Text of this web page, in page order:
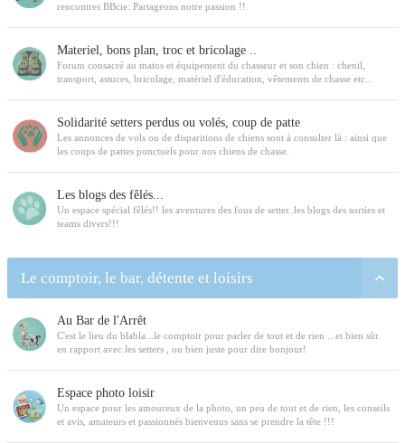
rencontres BBcie: Partageons notre passion !!
Materiel, bons plan, troc et bricolage ..
Forum consacré au matos et équipement du chasseur et son chien : chenil,
transport, astuces, bricolage, matériel d'éducation, vêtements de chasse etc...
Solidarité setters perdus ou volés, coup de patte
Les annonces de vols ou de disparitions de chiens sont à consulter là : ainsi que
les coups de pattes ponctuels pour nos chiens de chasse.
Les blogs des fêlés...
Un espace spécial fêlés!! les aventures des fous de setter..les blogs des sorties et
teams divers!!!
Le comptoir, le bar, détente et loisirs
Au Bar de l'Arrêt
C'est le lieu du blabla...le comptoir pour parler de tout et de rien ...et bien sûr
en rapport avec les setters , ou bien juste pour dire bonjour!
Espace photo loisir
Un espace pour les amoureux de la photo, un peu de tout et de rien, les conseils
et avis, amateurs et passionnés bienvenus sans se prendre la tête !!!